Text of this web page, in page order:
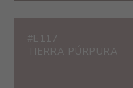
#E117
TIERRA PÚRPURA